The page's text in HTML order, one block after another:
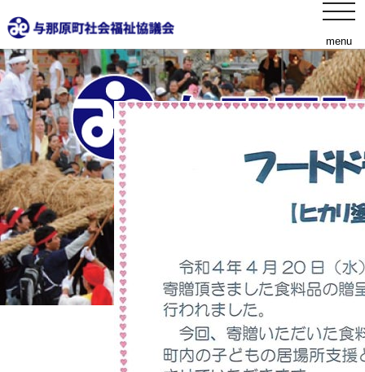
menu